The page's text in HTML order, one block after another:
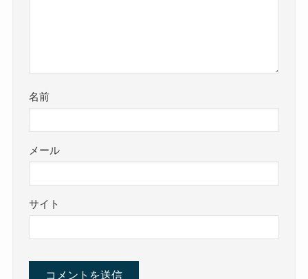
名前
メール
サイト